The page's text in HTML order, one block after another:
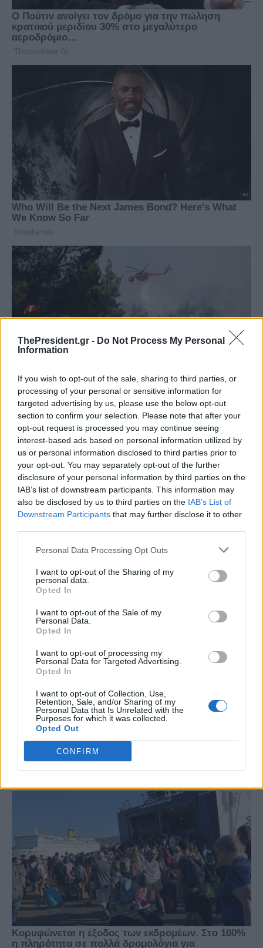
ThePresident.gr - Do Not Process My Personal
Information
If you wish to opt-out of the sale, sharing to third parties, or
processing of your personal or sensitive information for
targeted advertising by us, please use the below opt-out
section to confirm your selection. Please note that after your
opt-out request is processed you may continue seeing
interest-based ads based on personal information utilized by
us or personal information disclosed to third parties prior to
your opt-out. You may separately opt-out of the further
disclosure of your personal information by third parties on the
IAB’s list of downstream participants. This information may
also be disclosed by us to third parties on the IAB’s List of
Downstream Participants that may further disclose it to other
Personal Data Processing Opt Outs
I want to opt-out of the Sharing of my
personal data.
Opted In
I want to opt-out of the Sale of my
Personal Data.
Opted In
I want to opt-out of processing my
Personal Data for Targeted Advertising.
Opted In
I want to opt-out of Collection, Use,
Retention, Sale, and/or Sharing of my
Personal Data that Is Unrelated with the
Purposes for which it was collected.
Opted Out
CONFIRM